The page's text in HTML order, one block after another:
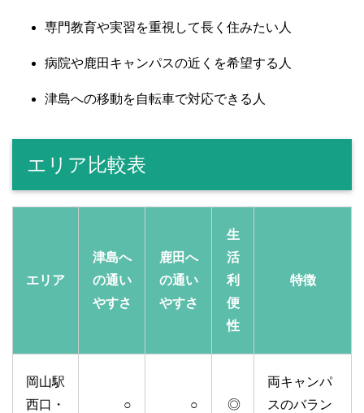
専門教育や実習を重視して長く住みたい人
病院や鹿田キャンパスの近くを希望する人
津島への移動を自転車で対応できる人
エリア比較表
エリア
津島へ
の通い
やすさ
鹿田へ
の通い
やすさ
生
活
利
便
性
特徴
岡山駅
西口・
○ ○ ◎
両キャンパ
スのバラン